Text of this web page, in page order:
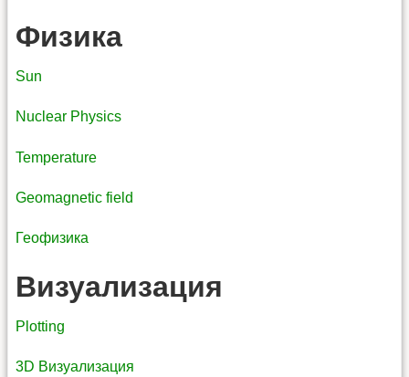
Физика
Sun
Nuclear Physics
Temperature
Geomagnetic field
Геофизика
Визуализация
Plotting
3D Визуализация